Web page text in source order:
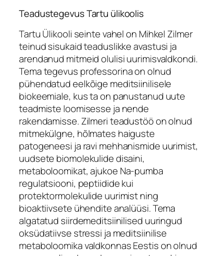
Teadustegevus Tartu ülikoolis
Tartu Ülikooli seinte vahel on Mihkel Zilmer
teinud sisukaid teaduslikke avastusi ja
arendanud mitmeid olulisi uurimisvaldkondi.
Tema tegevus professorina on olnud
pühendatud eelkõige meditsiinilisele
biokeemiale, kus ta on panustanud uute
teadmiste loomisesse ja nende
rakendamisse. Zilmeri teadustöö on olnud
mitmekülgne, hõlmates haiguste
patogeneesi ja ravi mehhanismide uurimist,
uudsete biomolekulide disaini,
metaboloomikat, ajukoe Na-pumba
regulatsiooni, peptiidide kui
protektormolekulide uurimist ning
bioaktiivsete ühendite analüüsi. Tema
algatatud siirdemeditsiinilised uuringud
oksüdatiivse stressi ja meditsiinilise
metaboloomika valdkonnas Eestis on olnud